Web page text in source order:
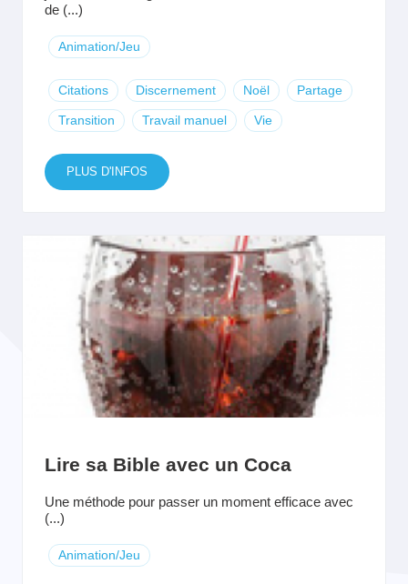
de (...)
Animation/Jeu
Citations Discernement Noël Partage
Transition Travail manuel Vie
PLUS D'INFOS
Lire sa Bible avec un Coca
Une méthode pour passer un moment efficace avec
(...)
Animation/Jeu